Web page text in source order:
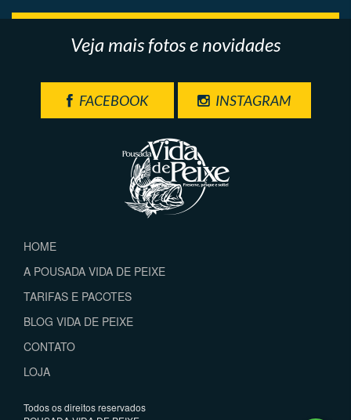
Veja mais fotos e novidades
FACEBOOK INSTAGRAM
HOME
A POUSADA VIDA DE PEIXE
TARIFAS E PACOTES
BLOG VIDA DE PEIXE
CONTATO
LOJA
Todos os direitos reservados